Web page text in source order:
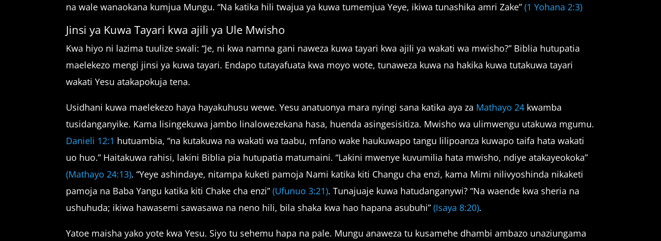
na wale wanaokana kumjua Mungu. “Na katika hili twajua ya kuwa tumemjua Yeye, ikiwa tunashika amri Zake”(1 Yohana 2:3)
Jinsi ya Kuwa Tayari kwa ajili ya Ule Mwisho
Kwa hiyo ni lazima tuulize swali: “Je, ni kwa namna gani naweza kuwa tayari kwa ajili ya wakati wa mwisho?” Biblia hutupatia
maelekezo mengi jinsi ya kuwa tayari. Endapo tutayafuata kwa moyo wote, tunaweza kuwa na hakika kuwa tutakuwa tayari
wakati Yesu atakapokuja tena.
Usidhani kuwa maelekezo haya hayakuhusu wewe. Yesu anatuonya mara nyingi sana katika aya za Mathayo 24 kwamba
tusidanganyike. Kama lisingekuwa jambo linalowezekana hasa, huenda asingesisitiza. Mwisho wa ulimwengu utakuwa mgumu.
Danieli 12:1 hutuambia, “na kutakuwa na wakati wa taabu, mfano wake haukuwapo tangu lilipoanza kuwapo taifa hata wakati
uo huo.” Haitakuwa rahisi, lakini Biblia pia hutupatia matumaini. “Lakini mwenye kuvumilia hata mwisho, ndiye atakayeokoka”
(Mathayo 24:13). “Yeye ashindaye, nitampa kuketi pamoja Nami katika kiti Changu cha enzi, kama Mimi nilivyoshinda nikaketi
pamoja na Baba Yangu katika kiti Chake cha enzi”(Ufunuo 3:21). Tunajuaje kuwa hatudanganywi? “Na waende kwa sheria na
ushuhuda; ikiwa hawasemi sawasawa na neno hili, bila shaka kwa hao hapana asubuhi”(Isaya 8:20).
Yatoe maisha yako yote kwa Yesu. Siyo tu sehemu hapa na pale. Mungu anaweza tu kusamehe dhambi ambazo unaziungama